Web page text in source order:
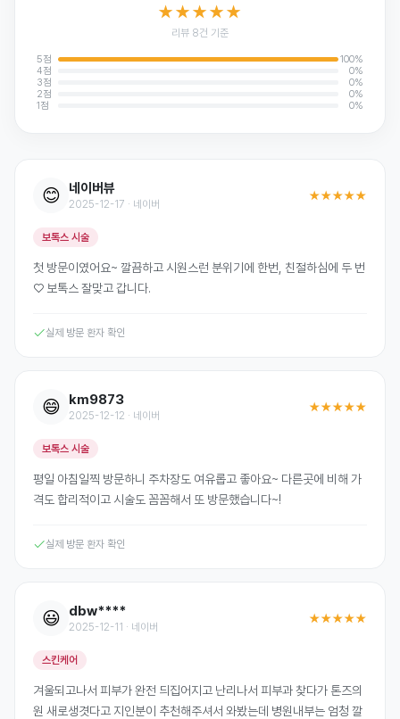
★★★★★
리뷰 8건 기준
5점
100%
4점
0%
3점
0%
2점
0%
1점
0%
😊 네이버뷰
2025-12-17 · 네이버
★★★★★
보톡스 시술
첫 방문이였어요~ 깔끔하고 시원스런 분위기에 한번, 친절하심에 두 번
♡ 보톡스 잘맞고 갑니다.
실제 방문 환자 확인
😄 km9873
2025-12-12 · 네이버
★★★★★
보톡스 시술
평일 아침일찍 방문하니 주차장도 여유롭고 좋아요~ 다른곳에 비해 가
격도 합리적이고 시술도 꼼꼼해서 또 방문했습니다~!
실제 방문 환자 확인
😃 dbw****
2025-12-11 · 네이버
★★★★★
스킨케어
겨울되고나서 피부가 완전 듸집어지고 난리나서 피부과 찾다가 톤즈의
원 새로생겻다고 지인분이 추천해주셔서 와봤는데 병원내부는 엄청 깔